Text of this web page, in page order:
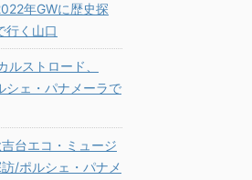
年GWに歴史探
行く山口
ストロード、
シェ・パナメーラで
台エコ・ミュージ
/ポルシェ・パナメ